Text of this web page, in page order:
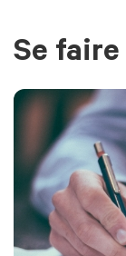
Se faire